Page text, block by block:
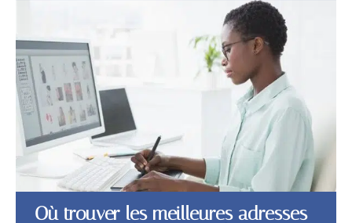
Où trouver les meilleures adresses